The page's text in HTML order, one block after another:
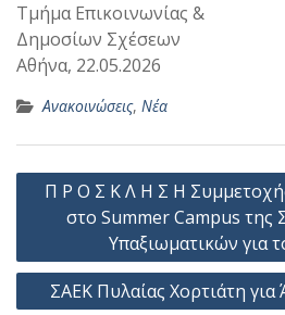
Τμήμα Επικοινωνίας &
Δημοσίων Σχέσεων
Αθήνα, 22.05.2026
Ανακοινώσεις, Νέα
Πλοήγηση
άρθρων
Π Ρ Ο Σ Κ Λ Η Σ Η
στο Summer Campus
Υπαξιωματικών για
ΣΑΕΚ Πυλαίας Χορτιάτη